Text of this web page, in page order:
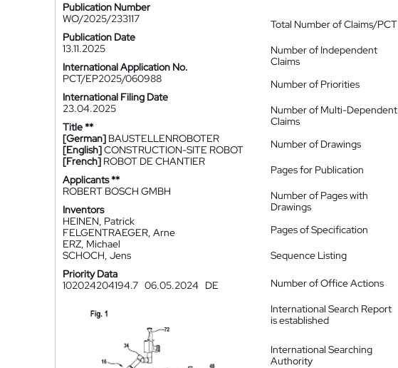
Publication Number
WO/2025/233117
Publication Date
13.11.2025
International Application No.
PCT/EP2025/060988
International Filing Date
23.04.2025
Title **
[German] BAUSTELLENROBOTER
[English]CONSTRUCTION-SITE ROBOT
[French] ROBOT DE CHANTIER
Applicants **
ROBERT BOSCH GMBH
Inventors
HEINEN, Patrick
FELGENTRAEGER, Arne
ERZ, Michael
SCHOCH, Jens
Priority Data
102024204194.7 06.05.2024 DE
Total Number of Claims/PCT
Number of Independent
Claims
Number of Priorities
Number of Multi-Dependent
Claims
Number of Drawings
Pages for Publication
Number of Pages with
Drawings
Pages of Specification
Sequence Listing
Number of Office Actions
International Search Report
is established
International Searching
Authority